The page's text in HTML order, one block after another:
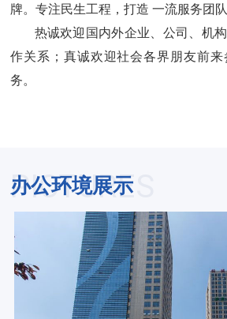
牌。专注民生工程，打造 一流服务团队
热诚欢迎国内外企业、公司、机构
作关系；真诚欢迎社会各界朋友前
务。
PICTURES
办公环境展示